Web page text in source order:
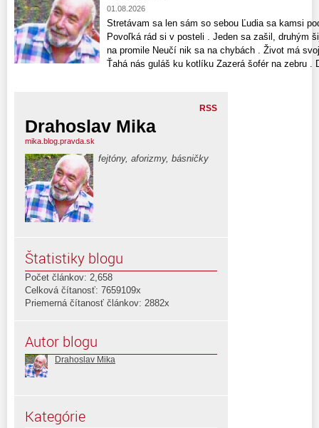
01.08.2026
Stretávam sa len sám so sebou Ľudia sa kamsi
Povoľká rád si v posteli . Jeden sa zašil, druhým
na promile Neučí nik sa na chybách . Život má
Ťahá nás guláš ku kotlíku Zazerá šofér na zebru .
RSS
Drahoslav Mika
mika.blog.pravda.sk
fejtóny, aforizmy, básničky
Štatistiky blogu
Počet článkov: 2,658
Celková čítanosť: 7659109x
Priemerná čítanosť článkov: 2882x
Autor blogu
Drahoslav Mika
Kategórie